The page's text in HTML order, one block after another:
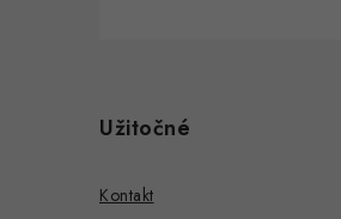
Užitočné
Kontakt